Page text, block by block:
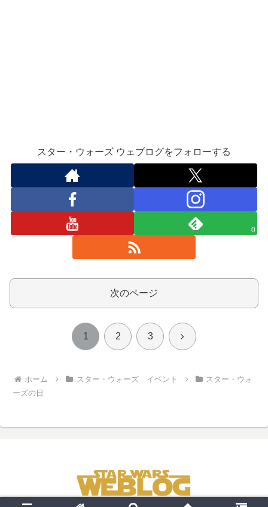
スター・ウォーズ ウェブログをフォローする
0
次のページ
1 2 3 次
ホーム スター・ウォーズ イベント
スター・ウォ
ーズの日